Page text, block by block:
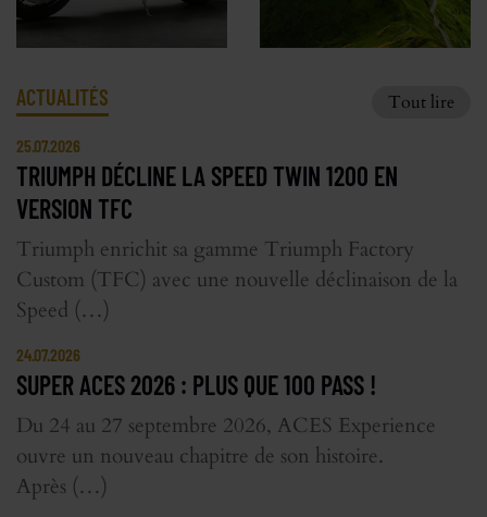
ACTUALITÉS Tout lire
25.07.2026
TRIUMPH DÉCLINE LA SPEED TWIN 1200 EN
VERSION TFC
Triumph enrichit sa gamme Triumph Factory
Custom (TFC) avec une nouvelle déclinaison de la
Speed (…)
24.07.2026
SUPER ACES 2026 : PLUS QUE 100 PASS !
Du 24 au 27 septembre 2026, ACES Experience
ouvre un nouveau chapitre de son histoire.
Après (…)